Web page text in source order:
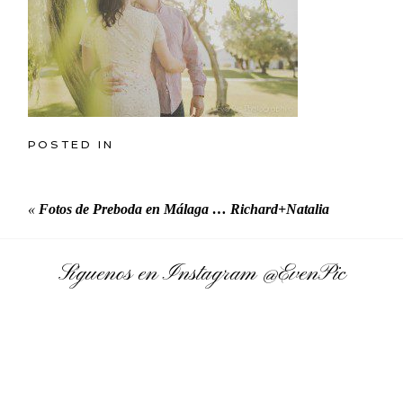
POSTED IN
« Fotos de Preboda en Málaga … Richard+Natalia
Síguenos en Instagram@EvenPic